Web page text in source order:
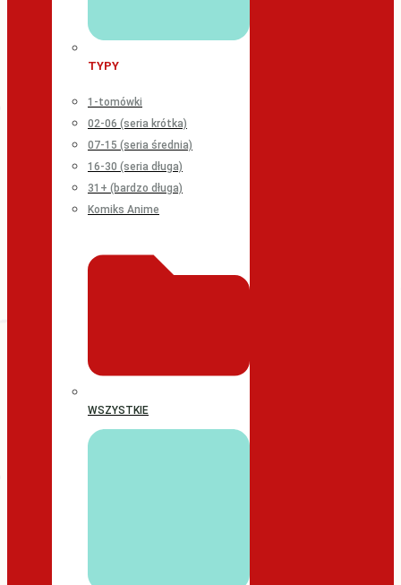
TYPY
1-tomówki
02-06 (seria krótka)
07-15 (seria średnia)
16-30 (seria długa)
31+ (bardzo długa)
Komiks Anime
WSZYSTKIE